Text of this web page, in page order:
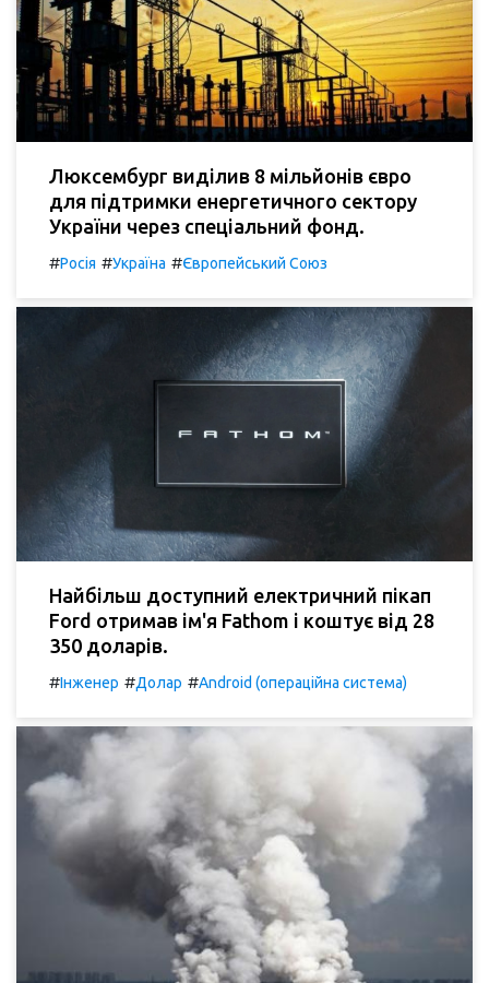
Люксембург виділив 8 мільйонів євро
для підтримки енергетичного сектору
України через спеціальний фонд.
#Росія #Україна #Європейський Союз
Найбільш доступний електричний пікап
Ford отримав ім'я Fathom і коштує від 28
350 доларів.
#Інженер #Долар #Android (операційна система)